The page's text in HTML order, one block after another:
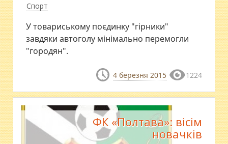
Спорт
У товариському поєдинку "гірники"
завдяки автоголу мінімально перемогли
"городян".
4 березня 2015 1224
ФК «Полтава»: вісім
новачків